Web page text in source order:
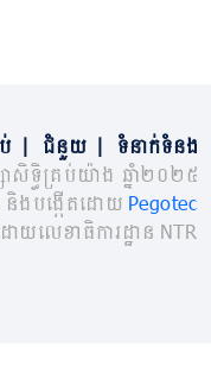
ជំនួយ
ទំនាក់ទំនង
ាសិទ្ធិគ្រប់យ៉ាង ឆ្នាំ២០២៥
ងបង្កើតដោយ Pegotec
យលេខាធិការដ្ឋាន NTR